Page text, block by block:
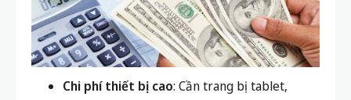
máy nhưng vẫn giữ được dữ liệu.
Nhược điểm của digital note